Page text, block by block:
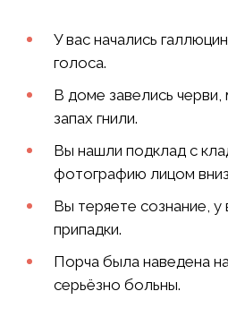
У вас начались
голоса.
В доме завелись
запах гнили.
Вы нашли подклад с
фотографию лицом
Вы теряете сознание, у
припадки.
Порча была наведена
серьёзно больны.